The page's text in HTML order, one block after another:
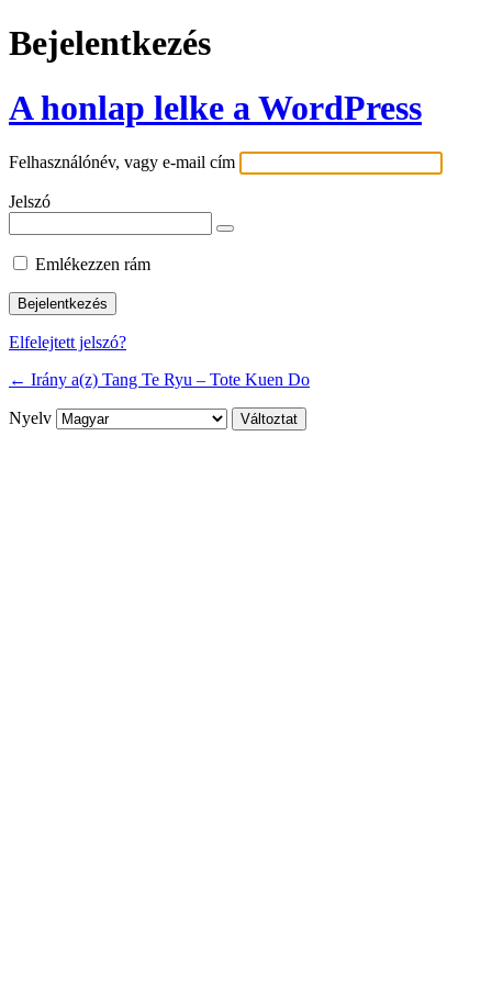
Bejelentkezés
A honlap lelke a WordPress
Felhasználónév, vagy e-mail cím
Jelszó
Emlékezzen rám
Elfelejtett jelszó?
← Irány a(z) Tang Te Ryu – Tote Kuen Do
Nyelv